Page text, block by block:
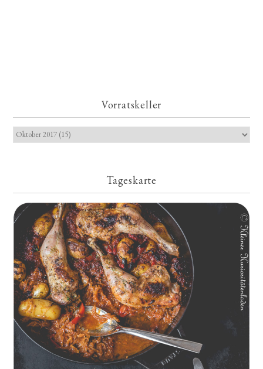
Vorratskeller
Tageskarte
Geschmorte Hähnchenschenkel auf Paprikakraut und kleinen
Kartoffeln